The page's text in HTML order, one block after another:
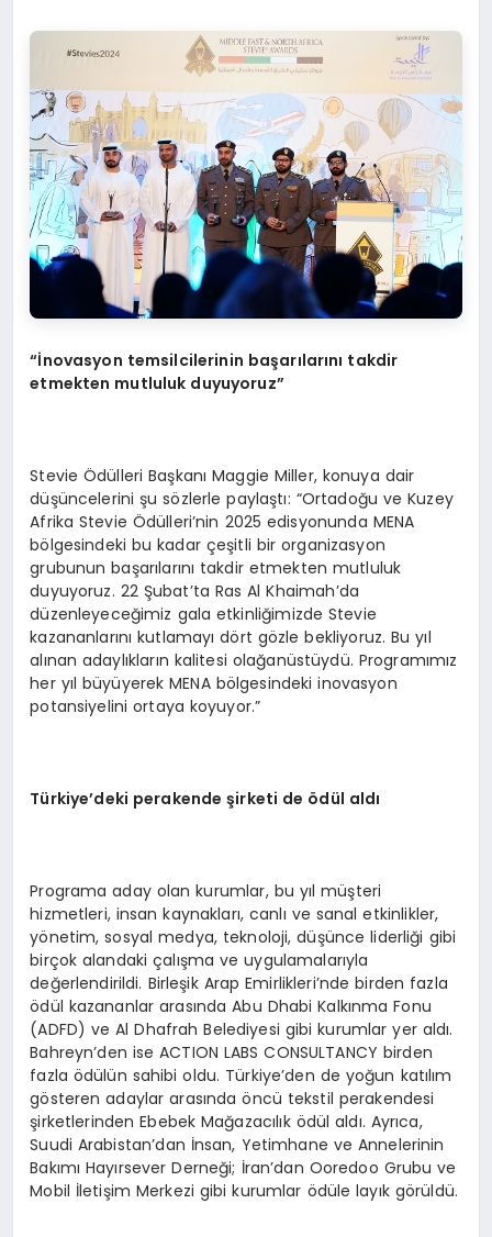
“İnovasyon temsilcilerinin başarılarını takdir
etmekten mutluluk duyuyoruz”
Stevie Ödülleri Başkanı Maggie Miller, konuya dair
düşüncelerini şu sözlerle paylaştı: “Ortadoğu ve Kuzey
Afrika Stevie Ödülleri’nin 2025 edisyonunda MENA
bölgesindeki bu kadar çeşitli bir organizasyon
grubunun başarılarını takdir etmekten mutluluk
duyuyoruz. 22 Şubat’ta Ras Al Khaimah’da
düzenleyeceğimiz gala etkinliğimizde Stevie
kazananlarını kutlamayı dört gözle bekliyoruz. Bu yıl
alınan adaylıkların kalitesi olağanüstüydü. Programımız
her yıl büyüyerek MENA bölgesindeki inovasyon
potansiyelini ortaya koyuyor.”
Türkiye’deki perakende şirketi de ödül aldı
Programa aday olan kurumlar, bu yıl müşteri
hizmetleri, insan kaynakları, canlı ve sanal etkinlikler,
yönetim, sosyal medya, teknoloji, düşünce liderliği gibi
birçok alandaki çalışma ve uygulamalarıyla
değerlendirildi. Birleşik Arap Emirlikleri’nde birden fazla
ödül kazananlar arasında Abu Dhabi Kalkınma Fonu
(ADFD) ve Al Dhafrah Belediyesi gibi kurumlar yer aldı.
Bahreyn’den ise ACTION LABS CONSULTANCY birden
fazla ödülün sahibi oldu. Türkiye’den de yoğun katılım
gösteren adaylar arasında öncü tekstil perakendesi
şirketlerinden Ebebek Mağazacılık ödül aldı. Ayrıca,
Suudi Arabistan’dan İnsan, Yetimhane ve Annelerinin
Bakımı Hayırsever Derneği; İran’dan Ooredoo Grubu ve
Mobil İletişim Merkezi gibi kurumlar ödüle layık görüldü.